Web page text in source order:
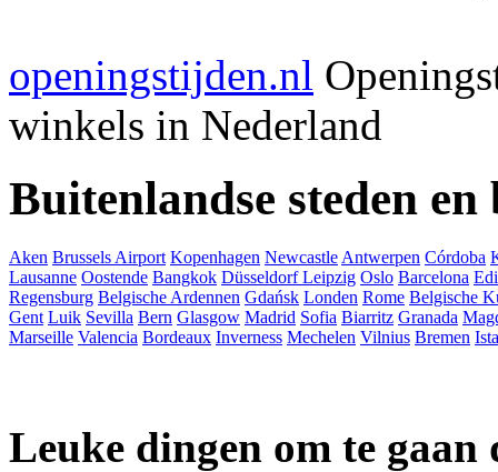
openingstijden.nl
winkels in Nederland
Buitenlandse steden en
Aken Brussels Airport Kopenhagen Newcastle Antwerpen Córdoba
Lausanne Oostende Bangkok DüsseldorfLeipzig Oslo Barcelona
Regensburg Belgische Ardennen Gdańsk Londen Rome Belgische
Gent Luik Sevilla Bern Glasgow Madrid Sofia Biarritz Granada
Marseille Valencia Bordeaux Inverness Mechelen Vilnius Bremen
Leuke dingen om te gaan